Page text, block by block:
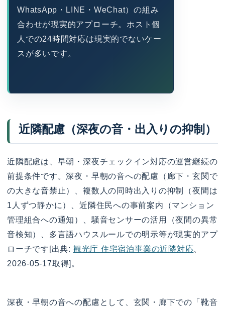
WhatsApp・LINE・WeChat）の組み
合わせが現実的アプローチ。ホスト個
人での24時間対応は現実的でないケー
スが多いです。
近隣配慮（深夜の音・出入りの抑制）
近隣配慮は、早朝・深夜チェックイン対応の運営継続の
前提条件です。深夜・早朝の音への配慮（廊下・玄関で
の大きな音禁止）、複数人の同時出入りの抑制（夜間は
1人ずつ静かに）、近隣住民への事前案内（マンション
管理組合への通知）、騒音センサーの活用（夜間の異常
音検知）、多言語ハウスルールでの明示等が現実的アプ
ローチです[出典: 観光庁 住宅宿泊事業の近隣対応
2026-05-17取得]。
深夜・早朝の音への配慮として、玄関・廊下での「靴音